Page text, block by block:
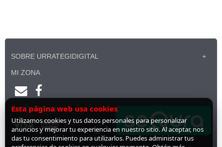
SOBRE URRATEGIDIGITAL
MI ZONA
PAGO SEGURO
Esta página web usa cookies
Utilizamos cookies y tus datos personales para personalizar
anuncios y mejorar tu experiencia en nuestro sitio. Al aceptar, nos
das tu consentimiento para utilizarlos. Puedes administrar tus